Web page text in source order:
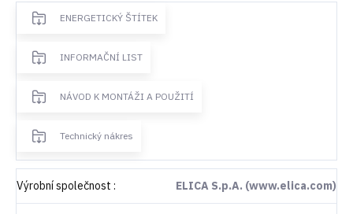
ENERGETICKÝ ŠTÍTEK
INFORMAČNÍ LIST
NÁVOD K MONTÁŽI A POUŽITÍ
Technický nákres
Výrobní společnost : ELICA S.p.A. (www.elica.com)